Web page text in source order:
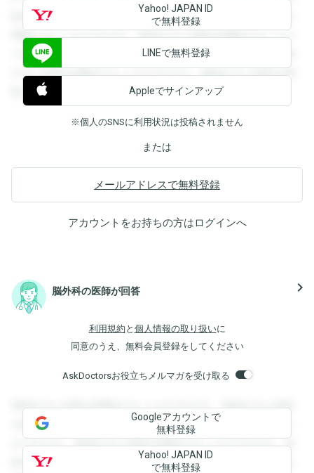
録すると回答を閲覧することができます。登録すると回答を
閲覧することができます。登録すると回答を閲覧することが
できます。登録すると回答を閲覧することができます。登録
すると回答を閲覧することができます。登録すると回答を閲
覧することができます。
Yahoo! JAPAN ID
で無料登録
LINEで無料登録
Appleでサインアップ
※個人のSNSに利用状況は投稿されません
または
メールアドレスで無料登録
アカウントをお持ちの方はログインへ
脳外科の医師が回答 navigate_next
利用規約 と 個人情報の取り扱いに
同意のうえ、無料会員登録をしてください
AskDoctorsお役立ちメルマガを受け取る
登録すると回答を閲覧することができます。登録すると回答
を閲覧することができます。登録すると回答を閲覧すること
ができます。登録すると回答を閲覧することができます。登
録すると回答を閲覧することができます。登録すると回答を
Googleアカウントで
無料登録
Yahoo! JAPAN ID
で無料登録